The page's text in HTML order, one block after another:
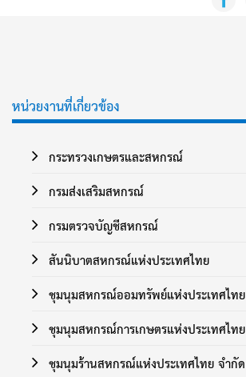
หน่วยงานที่เกี่ยวข้อง
กระทรวงเกษตรและสหกรณ์
กรมส่งเสริมสหกรณ์
กรมตรวจบัญชีสหกรณ์
สันนิบาตสหกรณ์แห่งประเทศไทย
ชุมนุมสหกรณ์ออมทรัพย์แห่งประเทศไทย
ชุมนุมสหกรณ์การเกษตรแห่งประเทศไทย
ชุมนุมร้านสหกรณ์แห่งประเทศไทย จำกัด